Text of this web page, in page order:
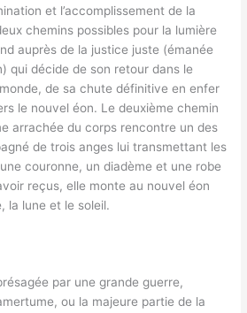
et l’accomplissement de la
chemins possibles pour la lumière
auprès de la justice juste (émanée
qui décide de son retour dans le
de sa chute définitive en enfer
le nouvel éon. Le deuxième chemin
arrachée du corps rencontre un des
de trois anges lui transmettant les
couronne, un diadème et une robe
reçus, elle monte au nouvel éon
la lune et le soleil.
par une grande guerre,
ou la majeure partie de la